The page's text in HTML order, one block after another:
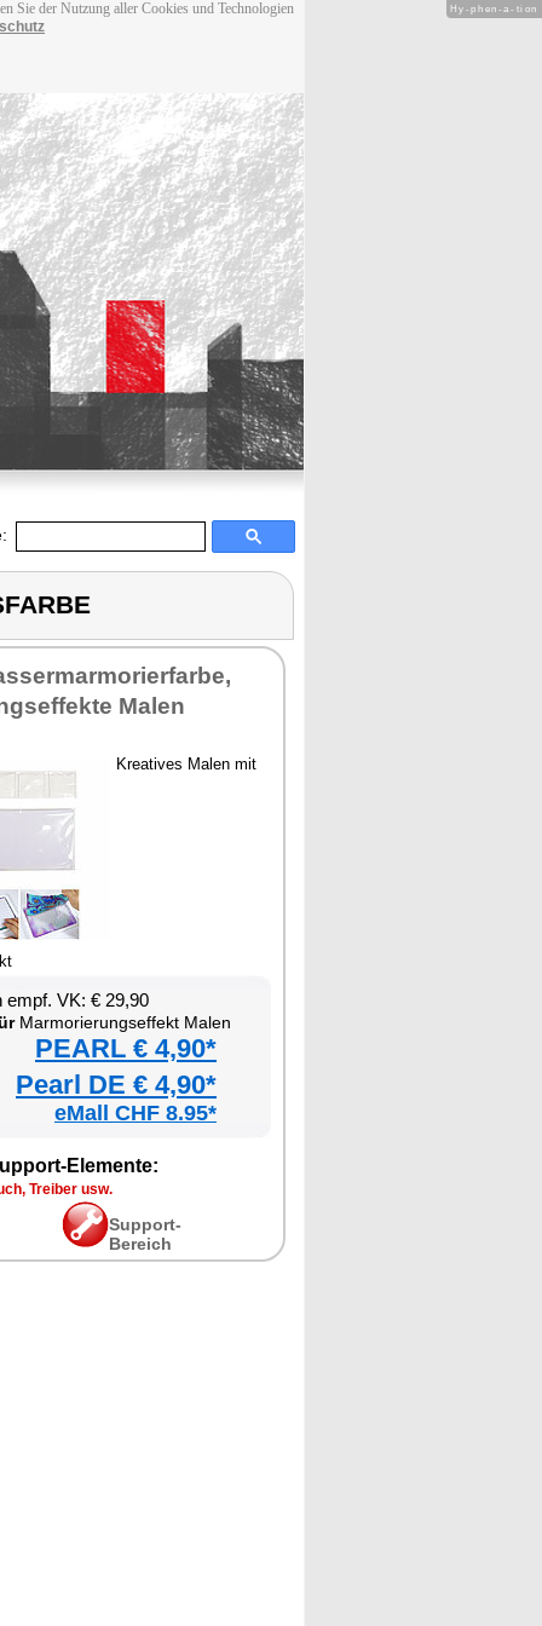
Sie der Nutzung aller Cookies und Technologien
Malen
Kreatives Malen mit
empf. VK: € 29,90
Marmorierungseffekt Malen
PEARL € 4,90*
Pearl DE € 4,90*
eMall CHF 8.95*
Elemente:
Treiber usw.
Support-
Bereich
Hy-phen-a-tion